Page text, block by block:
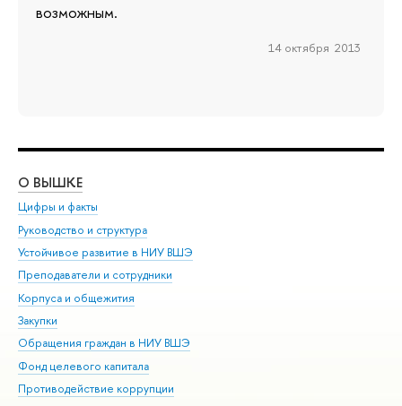
возможным.
14 октября 2013
О ВЫШКЕ
Цифры и факты
Руководство и структура
Устойчивое развитие в НИУ ВШЭ
Преподаватели и сотрудники
Корпуса и общежития
Закупки
Обращения граждан в НИУ ВШЭ
Фонд целевого капитала
Противодействие коррупции